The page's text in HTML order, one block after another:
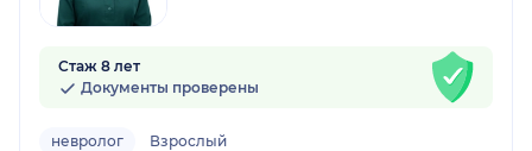
Стаж 8 лет
Документы проверены
невролог Взрослый